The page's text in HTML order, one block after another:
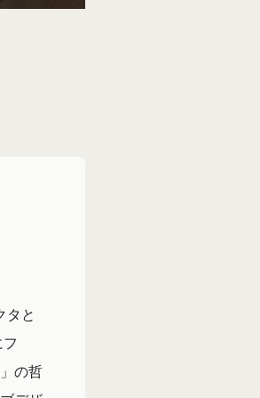
タと
の哲